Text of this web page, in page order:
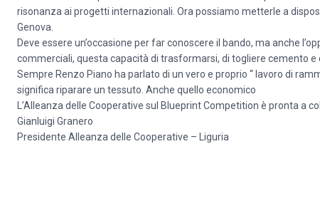
risonanza ai progetti internazionali. Ora possiamo metterle a
Genova.
Deve essere un’occasione per far conoscere il bando, ma anche
commerciali, questa capacità di trasformarsi, di togliere cemento e
Sempre Renzo Piano ha parlato di un vero e proprio “ lavoro di
significa riparare un tessuto. Anche quello economico
L’Alleanza delle Cooperative sul Blueprint Competition è pronta
Gianluigi Granero
Presidente Alleanza delle Cooperative – Liguria